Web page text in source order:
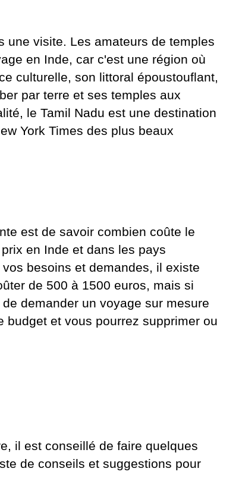
une visite. Les amateurs de temples
en Inde, car c'est une région où
culturelle, son littoral époustouflant,
par terre et ses temples aux
le Tamil Nadu est une destination
York Times des plus beaux
est de savoir combien coûte le
en Inde et dans les pays
besoins et demandes, il existe
de 500 à 1500 euros, mais si
demander un voyage sur mesure
et vous pourrez supprimer ou
il est conseillé de faire quelques
de conseils et suggestions pour